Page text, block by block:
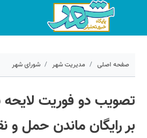
صفحه اصلی مدیریت شهر شورای شهر
تصویب دو فوریت لایحه
بر رایگان ماندن حمل و